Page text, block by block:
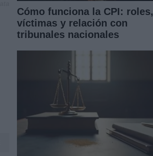
Cómo funciona la CPI: roles,
víctimas y relación con
tribunales nacionales